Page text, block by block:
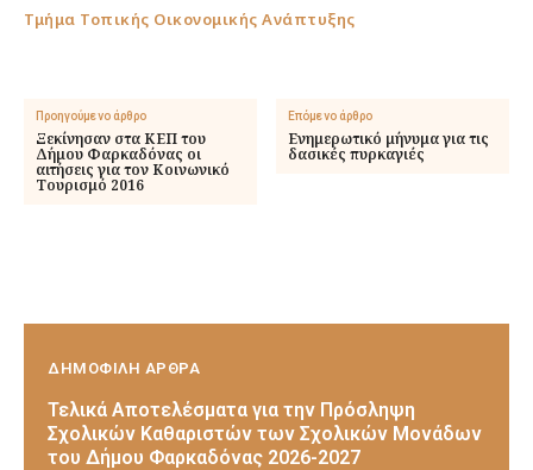
Τμήμα Τοπικής Οικονομικής Ανάπτυξης
Προηγούμενο άρθρο
Ξεκίνησαν στα ΚΕΠ του
Δήμου Φαρκαδόνας οι
αιτήσεις για τον Κοινωνικό
Τουρισμό 2016
Επόμενο άρθρο
Ενημερωτικό μήνυμα για τις
δασικές πυρκαγιές
ΔΗΜΟΦΙΛΗ ΑΡΘΡΑ
Τελικά Αποτελέσματα για την Πρόσληψη
Σχολικών Καθαριστών των Σχολικών Μονάδων
του Δήμου Φαρκαδόνας 2026-2027